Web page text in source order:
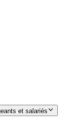
et salariés